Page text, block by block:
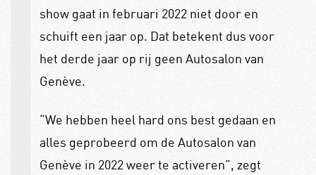
show gaat in februari 2022 niet door en
schuift een jaar op. Dat betekent dus voor
het derde jaar op rij geen Autosalon van
Genève.
“We hebben heel hard ons best gedaan en
alles geprobeerd om de Autosalon van
Genève in 2022 weer te activeren”, zegt